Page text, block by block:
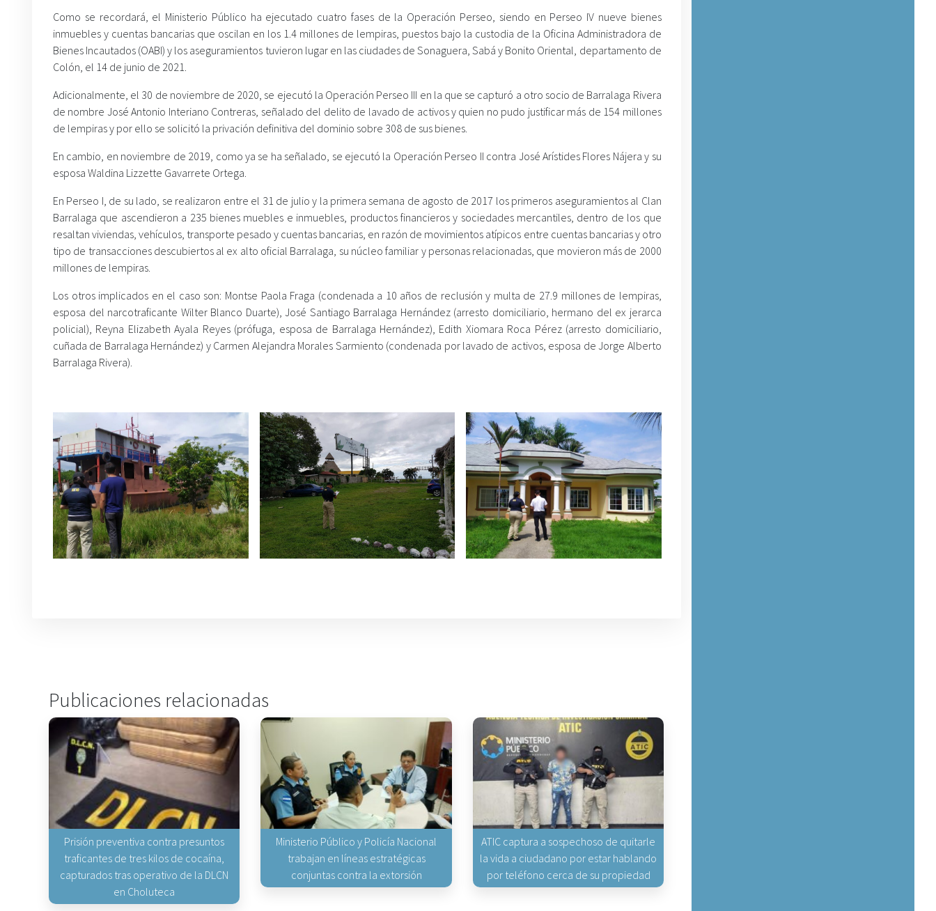
Como se recordará, el Ministerio Público ha ejecutado cuatro fases de la Operación Perseo, siendo en Perseo IV nueve bienes
inmuebles y cuentas bancarias que oscilan en los 1.4 millones de lempiras, puestos bajo la custodia de la Oficina Administradora de
Bienes Incautados (OABI) y los aseguramientos tuvieron lugar en las ciudades de Sonaguera, Sabá y Bonito Oriental, departamento de
Colón, el 14 de junio de 2021.
Adicionalmente, el 30 de noviembre de 2020, se ejecutó la Operación Perseo III en la que se capturó a otro socio de Barralaga Rivera
de nombre José Antonio Interiano Contreras, señalado del delito de lavado de activos y quien no pudo justificar más de 154 millones
de lempiras y por ello se solicitó la privación definitiva del dominio sobre 308 de sus bienes.
En cambio, en noviembre de 2019, como ya se ha señalado, se ejecutó la Operación Perseo II contra José Arístides Flores Nájera y su
esposa Waldina Lizzette Gavarrete Ortega.
En Perseo I, de su lado, se realizaron entre el 31 de julio y la primera semana de agosto de 2017 los primeros aseguramientos al Clan
Barralaga que ascendieron a 235 bienes muebles e inmuebles, productos financieros y sociedades mercantiles, dentro de los que
resaltan viviendas, vehículos, transporte pesado y cuentas bancarias, en razón de movimientos atípicos entre cuentas bancarias y otro
tipo de transacciones descubiertos al ex alto oficial Barralaga, su núcleo familiar y personas relacionadas, que movieron más de 2000
millones de lempiras.
Los otros implicados en el caso son: Montse Paola Fraga (condenada a 10 años de reclusión y multa de 27.9 millones de lempiras,
esposa del narcotraficante Wilter Blanco Duarte), José Santiago Barralaga Hernández (arresto domiciliario, hermano del ex jerarca
policial), Reyna Elizabeth Ayala Reyes (prófuga, esposa de Barralaga Hernández), Edith Xiomara Roca Pérez (arresto domiciliario,
cuñada de Barralaga Hernández) y Carmen Alejandra Morales Sarmiento (condenada por lavado de activos, esposa de Jorge Alberto
Barralaga Rivera).
Publicaciones relacionadas
Prisión preventiva contra presuntos
traficantes de tres kilos de cocaína,
capturados tras operativo de la DLCN
en Choluteca
Ministerio Público y Policía Nacional
trabajan en líneas estratégicas
conjuntas contra la extorsión
ATIC captura a sospechoso de quitarle
la vida a ciudadano por estar hablando
por teléfono cerca de su propiedad